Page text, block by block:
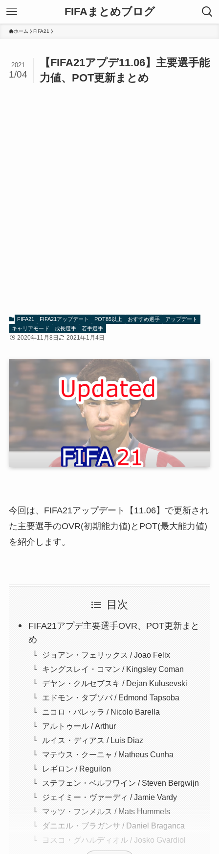
FIFAまとめブログ
ホーム FIFA21
【FIFA21アプデ11.06】主要選手能
力値、POT更新まとめ
2021
1/04
FIFA21 FIFA21アップデート POT85以上 おすすめ選手
アップデート
キャリアモード
成長選手 若手選手
2020年11月8日 2021年1月4日
今回は、FIFA21アップデート【11.06】で更新され
た主要選手のOVR(初期能力値)とPOT(最大能力値)
を紹介します。
目次
FIFA21アプデ主要選手OVR、POT更新まと
め
ジョアン・フェリックス / Joao Felix
キングスレイ・コマン / Kingsley Coman
デヤン・クルセブスキ / Dejan Kulusevski
エドモン・タプソバ / Edmond Tapsoba
ニコロ・バレッラ / Nicolo Barella
アルトゥール / Arthur
ルイス・ディアス / Luis Diaz
マテウス・クーニャ / Matheus Cunha
レギロン / Reguilon
ステフェン・ベルフワイン / Steven Bergwijn
ジェイミー・ヴァーディ / Jamie Vardy
マッツ・フンメルス / Mats Hummels
ダニエル・ブラガンサ / Daniel Braganca
ヨスコ・グハルディオル / Josko Gvardiol